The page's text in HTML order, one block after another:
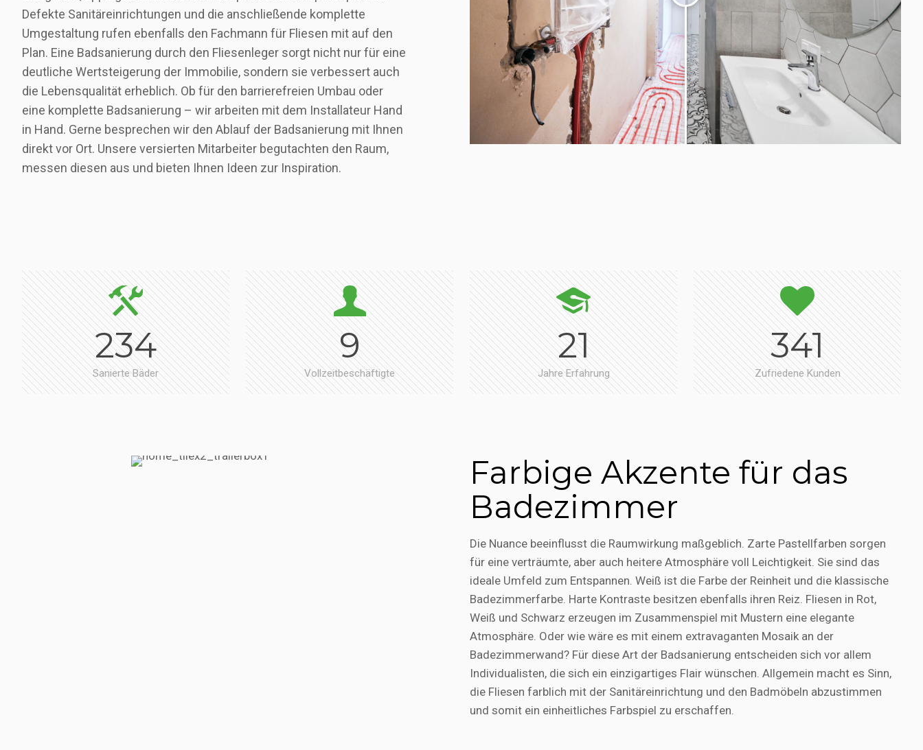
Defekte Sanitäreinrichtungen und die anschließende komplette
Umgestaltung rufen ebenfalls den Fachmann für Fliesen mit auf den
Plan. Eine Badsanierung durch den Fliesenleger sorgt nicht nur für eine
deutliche Wertsteigerung der Immobilie, sondern sie verbessert auch
die Lebensqualität erheblich. Ob für den barrierefreien Umbau oder
eine komplette Badsanierung – wir arbeiten mit dem Installateur Hand
in Hand. Gerne besprechen wir den Ablauf der Badsanierung mit Ihnen
direkt vor Ort. Unsere versierten Mitarbeiter begutachten den Raum,
messen diesen aus und bieten Ihnen Ideen zur Inspiration.
234
Sanierte Bäder
9
Vollzeitbeschäftigte
21
Jahre Erfahrung
341
Zufriedene Kunden
Farbige Akzente für das
Badezimmer
Die Nuance beeinflusst die Raumwirkung maßgeblich. Zarte Pastellfarben sorgen
für eine verträumte, aber auch heitere Atmosphäre voll Leichtigkeit. Sie sind das
ideale Umfeld zum Entspannen. Weiß ist die Farbe der Reinheit und die klassische
Badezimmerfarbe. Harte Kontraste besitzen ebenfalls ihren Reiz. Fliesen in Rot,
Weiß und Schwarz erzeugen im Zusammenspiel mit Mustern eine elegante
Atmosphäre. Oder wie wäre es mit einem extravaganten Mosaik an der
Badezimmerwand? Für diese Art der Badsanierung entscheiden sich vor allem
Individualisten, die sich ein einzigartiges Flair wünschen. Allgemein macht es Sinn,
die Fliesen farblich mit der Sanitäreinrichtung und den Badmöbeln abzustimmen
und somit ein einheitliches Farbspiel zu erschaffen.